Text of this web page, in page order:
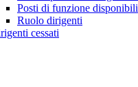
Posti di funzione disponibili
Ruolo dirigenti
cessati